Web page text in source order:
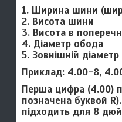
1. Ширина шини
2. Висота шини
3. Висота в
4. Діаметр обода
5. Зовнішній
Приклад: 4.00-8,
Перша цифра (4.00)
позначена буквой
підходить для 8